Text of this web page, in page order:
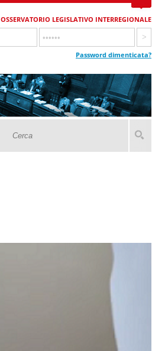
OSSERVATORIO LEGISLATIVO INTERREGIONALE
Password dimenticata?